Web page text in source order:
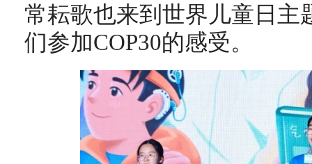
常耘歌也来到世界儿童日主
们参加COP30的感受。